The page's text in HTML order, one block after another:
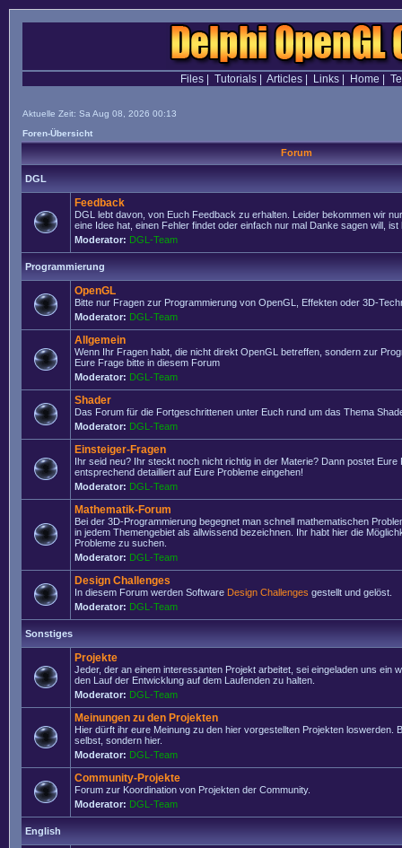
Files| Tutorials| Articles| Links| Home
Aktuelle Zeit: Sa Aug 08, 2026 00:13
Foren-Übersicht
Forum
DGL
Feedback
DGL lebt davon, von Euch Feedback zu erhalten. Leider bekommen wir
eine Idee hat, einen Fehler findet oder einfach nur mal Danke sagen will, ist
Moderator: DGL-Team
Programmierung
OpenGL
Bitte nur Fragen zur Programmierung von OpenGL, Effekten oder 3D-
Moderator: DGL-Team
Allgemein
Wenn Ihr Fragen habt, die nicht direkt OpenGL betreffen, sondern zur
Eure Frage bitte in diesem Forum
Moderator: DGL-Team
Shader
Das Forum für die Fortgeschrittenen unter Euch rund um das Thema
Moderator: DGL-Team
Einsteiger-Fragen
Ihr seid neu? Ihr steckt noch nicht richtig in der Materie? Dann postet Eure
entsprechend detailliert auf Eure Probleme eingehen!
Moderator: DGL-Team
Mathematik-Forum
Bei der 3D-Programmierung begegnet man schnell mathematischen
in jedem Themengebiet als allwissend bezeichnen. Ihr habt hier die
Probleme zu suchen.
Moderator: DGL-Team
Design Challenges
In diesem Forum werden Software Design Challenges gestellt und gelöst.
Moderator: DGL-Team
Sonstiges
Projekte
Jeder, der an einem interessanten Projekt arbeitet, sei eingeladen uns ein
den Lauf der Entwicklung auf dem Laufenden zu halten.
Moderator: DGL-Team
Meinungen zu den Projekten
Hier dürft ihr eure Meinung zu den hier vorgestellten Projekten loswerden.
selbst, sondern hier.
Moderator: DGL-Team
Community-Projekte
Forum zur Koordination von Projekten der Community.
Moderator: DGL-Team
English